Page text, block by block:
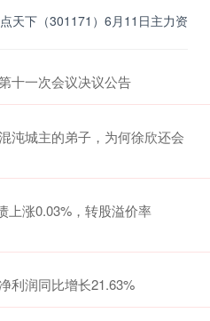
天下（301171）6月11日主力资
十一次会议决议公告
沌城主的弟子，为何徐欣还会
上涨0.03%，转股溢价率
利润同比增长21.63%